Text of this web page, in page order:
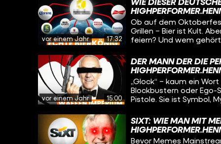
Menge Roast-Potenzial
Entertainment haben!
kann ein Produkt
nicht beworben
chinesische „Vape
Vapes ist und erfahren,
Nikotin bringt. Und wir
vor einem Jahr 17:32
Ob auf dem
Grillen – Bier ist Kult.
feiern? Und wem gehört
US-Biermarkt
kontrolliert, der mehr als
klingt wie ein Passwort,
vor einem Jahr 15:00
DER MANN DER DIE
„Glock“ – kaum ein
Blockbustern oder Ego-
Pistole. Sie ist Symbol,
österreichischen Tüftler
hergestellt hat? Kein
Games, Filme), ein
SIXT: WIE MAN MIT
Bevor Memes